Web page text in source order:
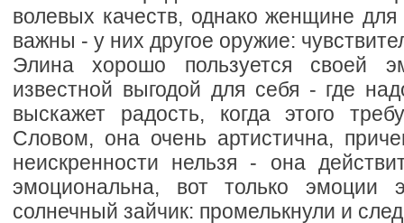
волевых качеств, однако женщине
важны - у них другое оружие:
Элина хорошо пользуется своей
известной выгодой для себя - где
выскажет радость, когда этого
Словом, она очень артистична,
неискренности нельзя - она
эмоциональна, вот только эмоции
солнечный зайчик: промелькнули и